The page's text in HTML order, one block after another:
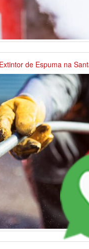
de Espuma na